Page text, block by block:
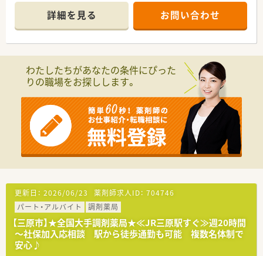
■充実の研修制度
社内研修でも研修認定薬剤師の単位取得が可能です！そのほか
にも、
実務指導者研修、管理薬剤師研修（マネジメント他）、
接遇研修、病院研修、ライブ研修（インターネット学習） 他あ
ります。
■大手ならではの福利厚生制度
株式給付制度、従業員持株会、育児短時間勤務制度（小学1年生
まで）、
借上社宅制度（広域勤務のみ）、研修保養施設、永年勤続表彰
他
詳細を見る お問い合わせ
わたしたちがあなたの条件にぴった
りの職場をお探しします。
更新日： 2026/06/23 薬剤師求人ID： 704746
パート・アルバイト
調剤薬局
【三原市】★全国大手調剤薬局★≪JR三原駅すぐ≫週20時間
～社保加入応相談 駅から徒歩通勤も可能 複数名体制で
安心♪